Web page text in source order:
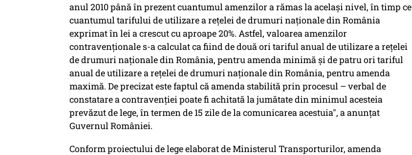
anul 2010 până în prezent cuantumul amenzilor a rămas la același nivel, în timp ce
cuantumul tarifului de utilizare a rețelei de drumuri naționale din România
exprimat în lei a crescut cu aproape 20%. Astfel, valoarea amenzilor
contravenționale s-a calculat ca fiind de două ori tariful anual de utilizare a rețelei
de drumuri naționale din România, pentru amenda minimă și de patru ori tariful
anual de utilizare a rețelei de drumuri naționale din România, pentru amenda
maximă. De precizat este faptul că amenda stabilită prin procesul – verbal de
constatare a contravenției poate fi achitată la jumătate din minimul acesteia
prevăzut de lege, în termen de 15 zile de la comunicarea acestuia", a anunțat
Guvernul României.
Conform proiectului de lege elaborat de Ministerul Transporturilor, amenda